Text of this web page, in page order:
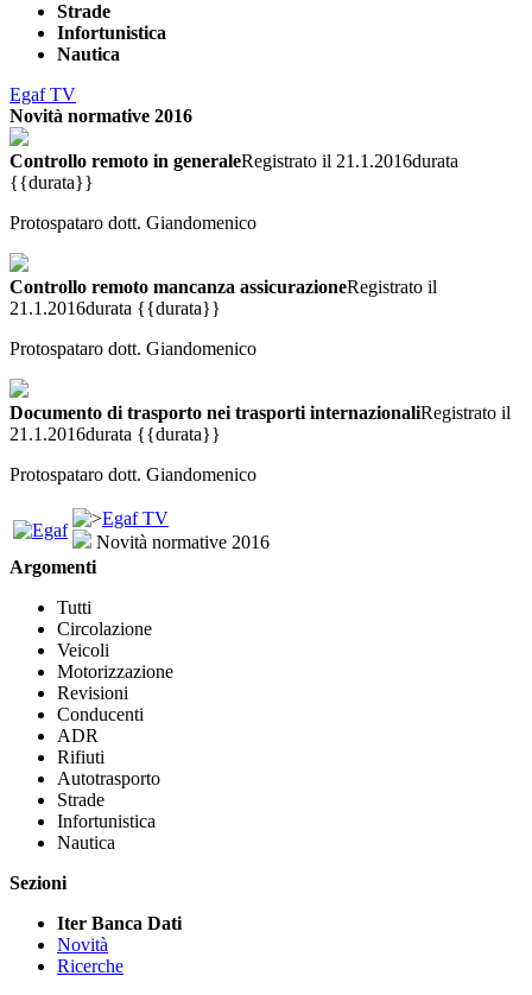
Strade
Infortunistica
Nautica
Egaf TV
Novità normative 2016
Controllo remoto in generaleRegistrato il 21.1.2016durata
{{durata}}
Protospataro dott. Giandomenico
Controllo remoto mancanza assicurazioneRegistrato il
21.1.2016durata {{durata}}
Protospataro dott. Giandomenico
Documento di trasporto nei trasporti internazionaliRegistrato il
21.1.2016durata {{durata}}
Protospataro dott. Giandomenico
Egaf TV
Novità normative 2016
Argomenti
Tutti
Circolazione
Veicoli
Motorizzazione
Revisioni
Conducenti
ADR
Rifiuti
Autotrasporto
Strade
Infortunistica
Nautica
Sezioni
Iter Banca Dati
Novità
Ricerche